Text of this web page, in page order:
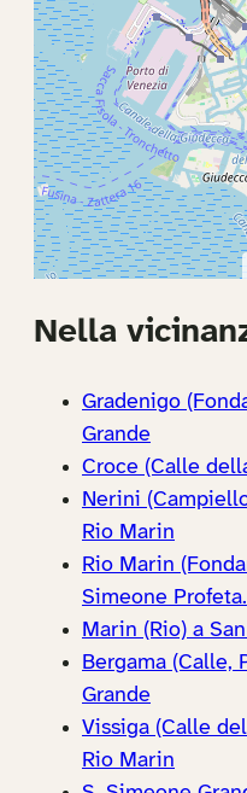
Nella
Gradenigo
Grande
Croce (Calle
Nerini
Rio Marin
Rio Marin
Simeone Profeta.
Marin (Rio) a
Bergama (Calle,
Grande
Vissiga (Calle
Rio Marin